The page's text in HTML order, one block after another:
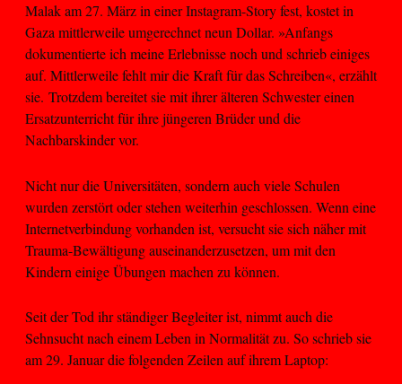
Malak am 27. März in einer Instagram-Story fest, kostet in
Gaza mittlerweile umgerechnet neun Dollar. »Anfangs
dokumentierte ich meine Erlebnisse noch und schrieb einiges
auf. Mittlerweile fehlt mir die Kraft für das Schreiben«, erzählt
sie. Trotzdem bereitet sie mit ihrer älteren Schwester einen
Ersatzunterricht für ihre jüngeren Brüder und die
Nachbarskinder vor.
Nicht nur die Universitäten, sondern auch viele Schulen
wurden zerstört oder stehen weiterhin geschlossen. Wenn eine
Internetverbindung vorhanden ist, versucht sie sich näher mit
Trauma-Bewältigung auseinanderzusetzen, um mit den
Kindern einige Übungen machen zu können.
Seit der Tod ihr ständiger Begleiter ist, nimmt auch die
Sehnsucht nach einem Leben in Normalität zu. So schrieb sie
am 29. Januar die folgenden Zeilen auf ihrem Laptop: